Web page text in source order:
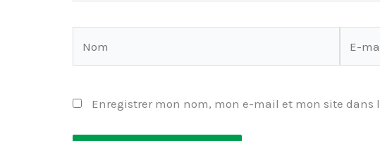
mail
Enregistrer mon nom, mon e-mail et mon site